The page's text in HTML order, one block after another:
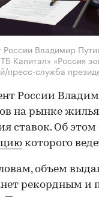
Владимир
Капитал» «Россия
пресс-служба
России
на рынке
ставок. Об этом
которого
объем
рекордным и